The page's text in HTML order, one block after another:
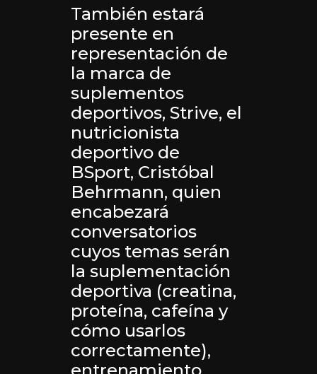
También estará
presente en
representación de
la marca de
suplementos
deportivos, Strive, el
nutricionista
deportivo de
BSport, Cristóbal
Behrmann, quien
encabezará
conversatorios
cuyos temas serán
la suplementación
deportiva (creatina,
proteína, cafeína y
cómo usarlos
correctamente),